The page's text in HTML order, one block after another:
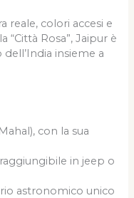
reale, colori accesi e
“Città Rosa”, Jaipur è
insieme a
con la sua
in jeep o
astronomico unico